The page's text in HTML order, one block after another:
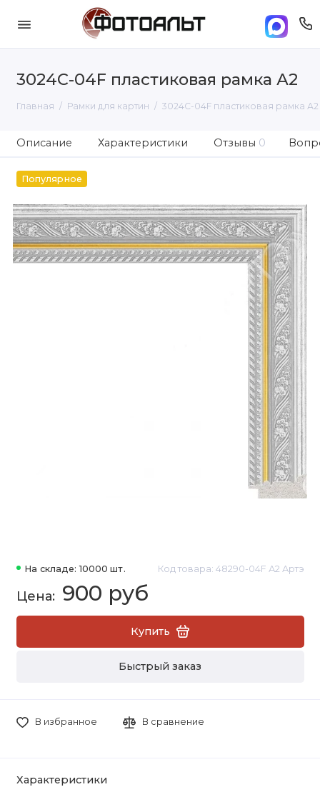
3024C-04F пластиковая рамка А2
Главная Рамки для картин 3024C-04F пластиковая рамка А2
Описание Характеристики Отзывы 0
Популярное
На складе: 10000 шт. Код товара: 48290-04F А2 Артэ
900 руб
Купить
Быстрый заказ
В избранное В сравнение
Характеристики